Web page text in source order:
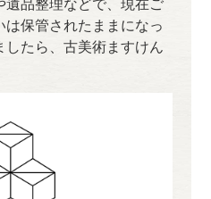
遺品整理などで、現在ご
保管されたままになっ
したら、古美術ますけん